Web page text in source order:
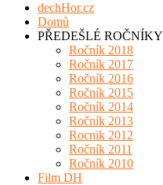
dechHor.cz
Domů
PŘEDEŠLÉ ROČNÍKY
Ročník 2018
Ročník 2017
Ročník 2016
Ročník 2015
Ročník 2014
Ročník 2013
Rocnik 2012
Ročník 2011
Ročník 2010
Film DH